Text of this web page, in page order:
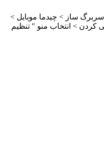
ساز > چیدما موبایل >
کردن > انتخاب منو " تنظیم